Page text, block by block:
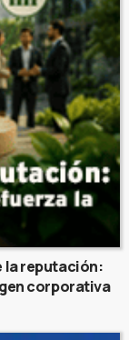
la reputación:
corporativa